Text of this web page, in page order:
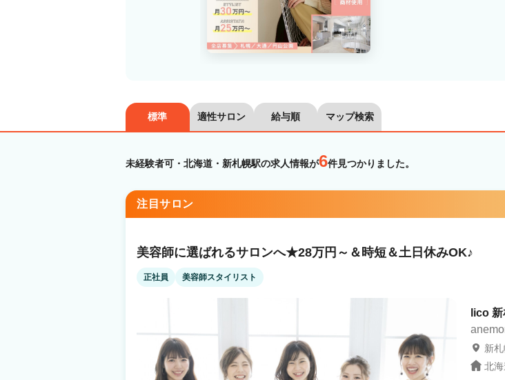
標準 適性サロン 給与順 マップ検索
未経験者可・北海道・新札幌駅の求人情報が6件見つかりました。
注目サロン
美容師に選ばれるサロンへ★28万円～＆時短＆土日休みOK♪
正社員 美容師スタイリスト
lico
新
北